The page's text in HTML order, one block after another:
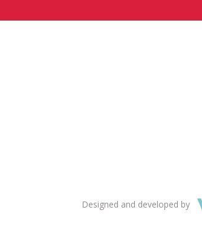
Designed and developed by